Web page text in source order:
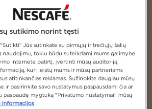
sutikimo norint tęsti
Jūs sutinkate su pirmųjų ir trečiųjų šalių
naudojimu, tokiu būdu suteikdami mums galimybę
internete patirtį, įvertinti mūsų auditoriją,
kuri leistų mums ir mūsų partneriams
atitinkančias reklamas. Sužinokite daugiau mūsų
ir pasirinkite savo nustatymus paspausdami čia ar
paspaudę mygtuką "Privatumo nustatymai" mūsų
informacijos